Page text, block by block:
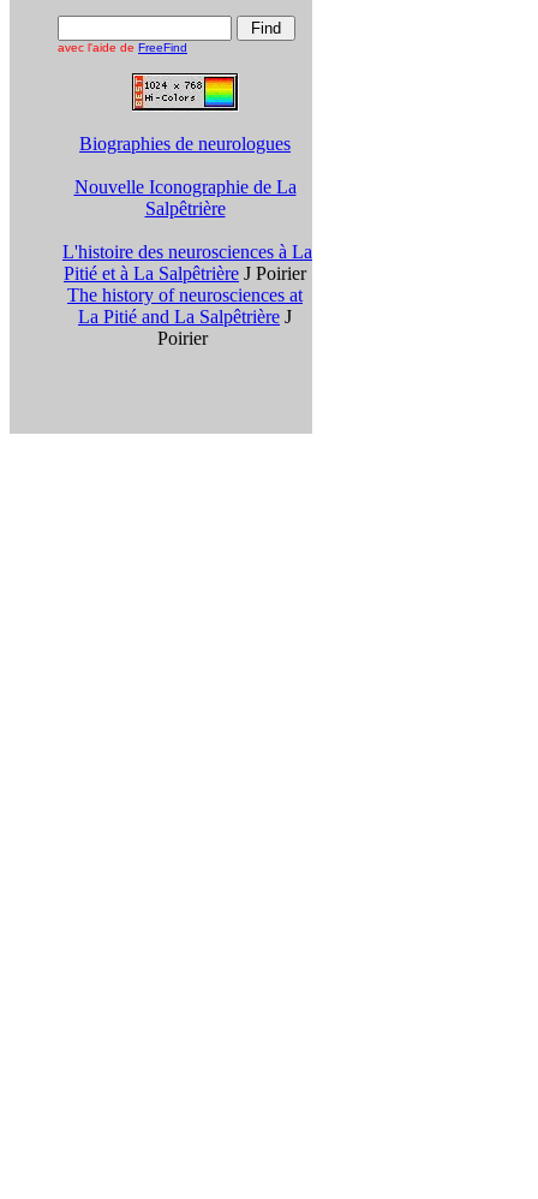
avec l'aide de FreeFind
Biographies de neurologues
Nouvelle Iconographie de La
Salpêtrière
L'histoire des neurosciences à La
Pitié et à La Salpêtrière J Poirier
The history of neurosciences at
La Pitié and La Salpêtrière J
Poirier